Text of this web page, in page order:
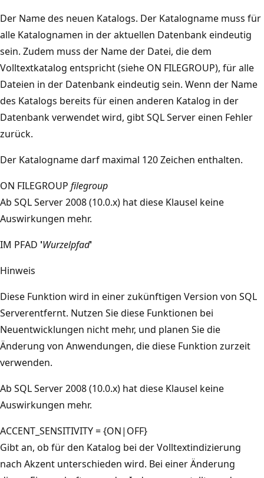
Der Name des neuen Katalogs. Der Katalogname muss für
alle Katalognamen in der aktuellen Datenbank eindeutig
sein. Zudem muss der Name der Datei, die dem
Volltextkatalog entspricht (siehe ON FILEGROUP), für alle
Dateien in der Datenbank eindeutig sein. Wenn der Name
des Katalogs bereits für einen anderen Katalog in der
Datenbank verwendet wird, gibt SQL Server einen Fehler
zurück.
Der Katalogname darf maximal 120 Zeichen enthalten.
ON FILEGROUP filegroup
Ab SQL Server 2008 (10.0.x) hat diese Klausel keine
Auswirkungen mehr.
IM PFAD 'Wurzelpfad'
Hinweis
Diese Funktion wird in einer zukünftigen Version von SQL
Serverentfernt. Nutzen Sie diese Funktionen bei
Neuentwicklungen nicht mehr, und planen Sie die
Änderung von Anwendungen, die diese Funktion zurzeit
verwenden.
Ab SQL Server 2008 (10.0.x) hat diese Klausel keine
Auswirkungen mehr.
ACCENT_SENSITIVITY = {ON|OFF}
Gibt an, ob für den Katalog bei der Volltextindizierung
nach Akzent unterschieden wird. Bei einer Änderung